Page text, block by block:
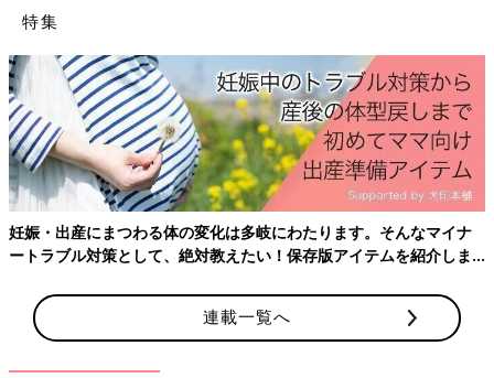
させないと、逆に寝ぐずり・夜泣きなどのねんねトラブルが発生
することも。
1歳代半ばまでなら、短時間の「夕寝」は、夜のねんねトラブル
を防ぐことにもつながります。
上記の【まだ、１日2回の昼寝が必要なサイン】が見られて、“朝
寝”ができない場合は、“夕寝”を取り入れてみましょう。
ただ、2歳くらいになってからの“夕寝”は控えて。この時期以
降、“夕寝”をすると、夜の就寝時間が遅くなってしまい、だんだ
んと体内時計が崩れ、それによって起床時間も遅くなってしまう
などの可能性があります。
果！
特集
妊娠・出産にまつわる体の変化は多岐にわたります。そんなマイナ
ートラブル対策として、絶対教えたい！保存版アイテムを紹介しま
連載一覧へ